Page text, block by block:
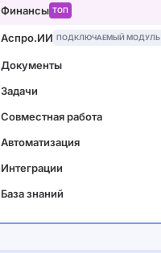
Финансы ТОП
Аспро.ИИ ПОДКЛЮЧАЕМЫЙ МОДУЛЬ
Документы
Задачи
Совместная работа
Автоматизация
Интеграции
База знаний